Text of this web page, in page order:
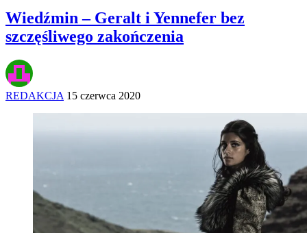
Wiedźmin – Geralt i Yennefer bez
szczęśliwego zakończenia
REDAKCJA 15 czerwca 2020